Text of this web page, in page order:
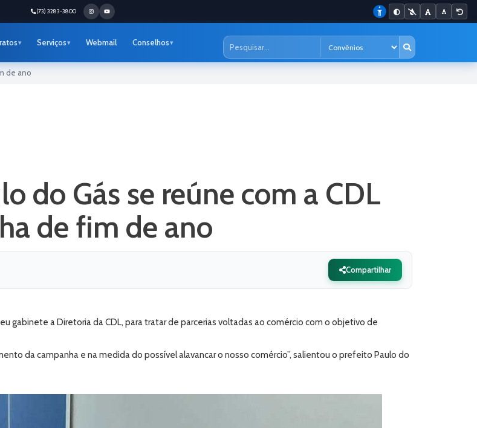
(73) 3283-3800
Serviços Webmail Conselhos
de ano
do Gás se reúne com a CDL
de fim de ano
Compartilhar
gabinete a Diretoria da CDL, para tratar de parcerias voltadas ao comércio com o objetivo de
da campanha e na medida do possível alavancar o nosso comércio”, salientou o prefeito Paulo do